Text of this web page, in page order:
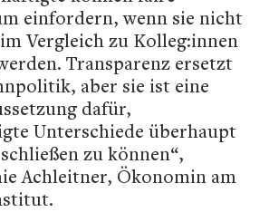
einfordern, wenn sie nicht
Vergleich zu Kolleg:innen
Transparenz ersetzt
aber sie ist eine
dafür,
Unterschiede überhaupt
zu können“,
Achleitner, Ökonomin am